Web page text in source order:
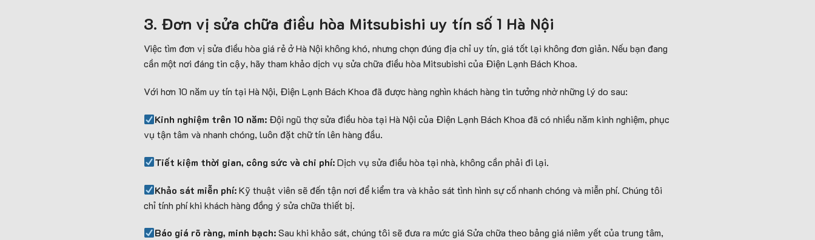
3. Đơn vị sửa chữa điều hòa Mitsubishi uy tín số 1 Hà Nội
Việc tìm đơn vị sửa điều hòa giá rẻ ở Hà Nội không khó, nhưng chọn đúng địa chỉ uy tín, giá tốt lại không đơn giản. Nếu bạn đang
cần một nơi đáng tin cậy, hãy tham khảo dịch vụ sửa chữa điều hòa Mitsubishi của Điện Lạnh Bách Khoa.
Với hơn 10 năm uy tín tại Hà Nội, Điện Lạnh Bách Khoa đã được hàng nghìn khách hàng tin tưởng nhờ những lý do sau:
Kinh nghiệm trên 10 năm: Đội ngũ thợ sửa điều hòa tại Hà Nội của Điện Lạnh Bách Khoa đã có nhiều năm kinh nghiệm, phục
vụ tận tâm và nhanh chóng, luôn đặt chữ tín lên hàng đầu.
Tiết kiệm thời gian, công sức và chi phí:Dịch vụ sửa điều hòa tại nhà, không cần phải đi lại.
Khảo sát miễn phí:Kỹ thuật viên sẽ đến tận nơi để kiểm tra và khảo sát tình hình sự cố nhanh chóng và miễn phí. Chúng tôi
chỉ tính phí khi khách hàng đồng ý sửa chữa thiết bị.
Báo giá rõ ràng, minh bạch:Sau khi khảo sát, chúng tôi sẽ đưa ra mức giá Sửa chữa theo bảng giá niêm yết của trung tâm,